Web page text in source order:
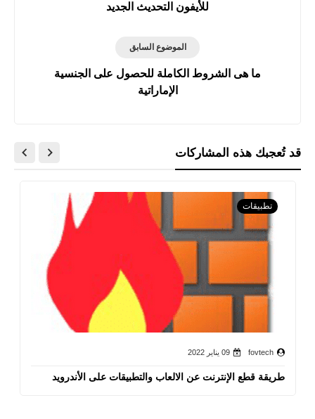
للأيفون التحديث الجديد
الموضوع السابق
ما هى الشروط الكاملة للحصول على الجنسية
الإماراتية
قد تُعجبك هذه المشاركات
تطبيقات
fovtech 09 يناير 2022
طريقة قطع الإنترنت عن الالعاب والتطبيقات على الأندرويد